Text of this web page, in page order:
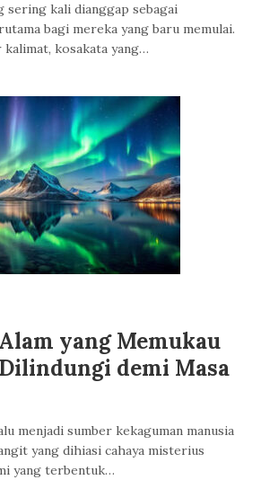
sering kali dianggap sebagai
bagi mereka yang baru memulai.
kosakata yang…
yang Memukau
demi Masa
menjadi sumber kekaguman manusia
yang dihiasi cahaya misterius
yang terbentuk…